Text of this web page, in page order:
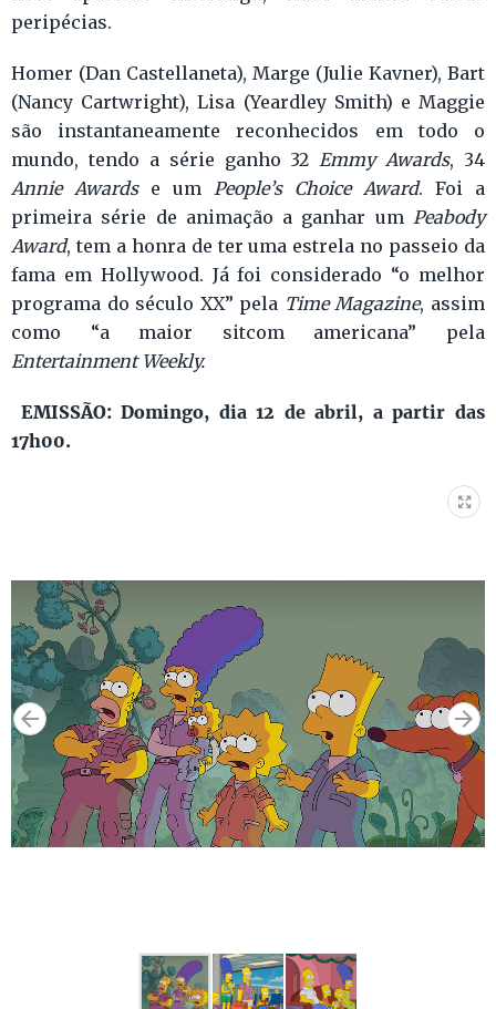
peripécias.
Homer (Dan Castellaneta), Marge (Julie Kavner), Bart
(Nancy Cartwright), Lisa (Yeardley Smith) e Maggie
são instantaneamente reconhecidos em todo o
mundo, tendo a série ganho 32 Emmy Awards, 34
Annie Awardse um People’s Choice Award. Foi a
primeira série de animação a ganhar um Peabody
Award, tem a honra de ter uma estrela no passeio da
fama em Hollywood. Já foi considerado “o melhor
programa do século XX” pela Time Magazine, assim
como “a maior sitcom americana” pela
Entertainment Weekly.
EMISSÃO: Domingo, dia 12 de abril, a partir das
17h00.